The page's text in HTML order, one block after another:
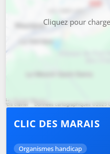
Cliquez pour
CLIC DES MARAIS
Organismes handicap